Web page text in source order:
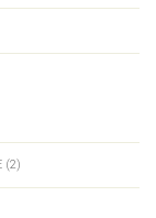
(2)